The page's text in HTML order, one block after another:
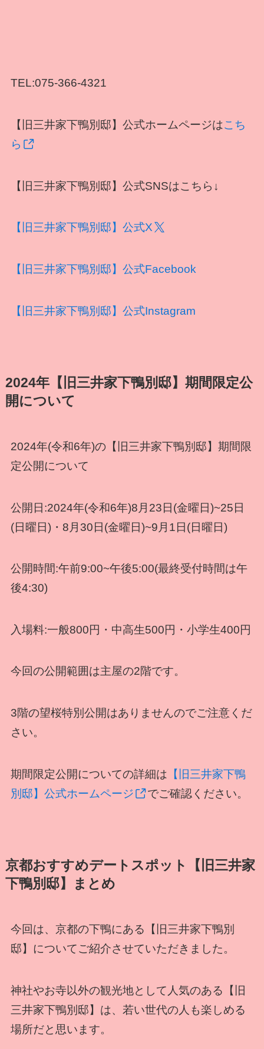
TEL:075-366-4321
【旧三井家下鴨別邸】公式ホームページはこち
ら
【旧三井家下鴨別邸】公式SNSはこちら↓
【旧三井家下鴨別邸】公式X
【旧三井家下鴨別邸】公式Facebook
【旧三井家下鴨別邸】公式Instagram
2024年【旧三井家下鴨別邸】期間限定公
開について
2024年(令和6年)の【旧三井家下鴨別邸】期間限
定公開について
公開日:2024年(令和6年)8月23日(金曜日)~25日
(日曜日)・8月30日(金曜日)~9月1日(日曜日)
公開時間:午前9:00~午後5:00(最終受付時間は午
後4:30)
入場料:一般800円・中高生500円・小学生400円
今回の公開範囲は主屋の2階です。
3階の望桜特別公開はありませんのでご注意くだ
さい。
期間限定公開についての詳細は 【旧三井家下鴨
別邸】公式ホームページ
でご確認ください。
京都おすすめデートスポット【旧三井家
下鴨別邸】まとめ
今回は、京都の下鴨にある【旧三井家下鴨別
邸】についてご紹介させていただきました。
神社やお寺以外の観光地として人気のある【旧
三井家下鴨別邸】は、若い世代の人も楽しめる
場所だと思います。